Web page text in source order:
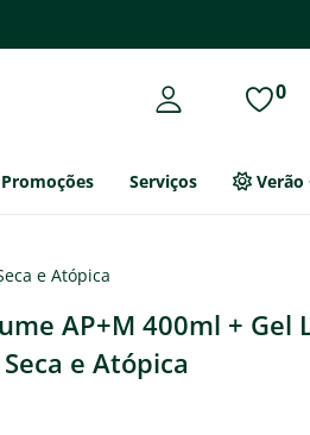
0
Promoções Serviços Verão
e Atópica
AP+M 400ml + Gel
e Atópica